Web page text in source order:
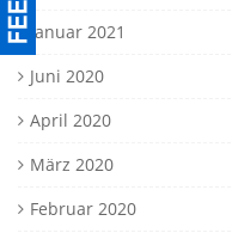
Januar 2021
Juni 2020
April 2020
März 2020
Februar 2020